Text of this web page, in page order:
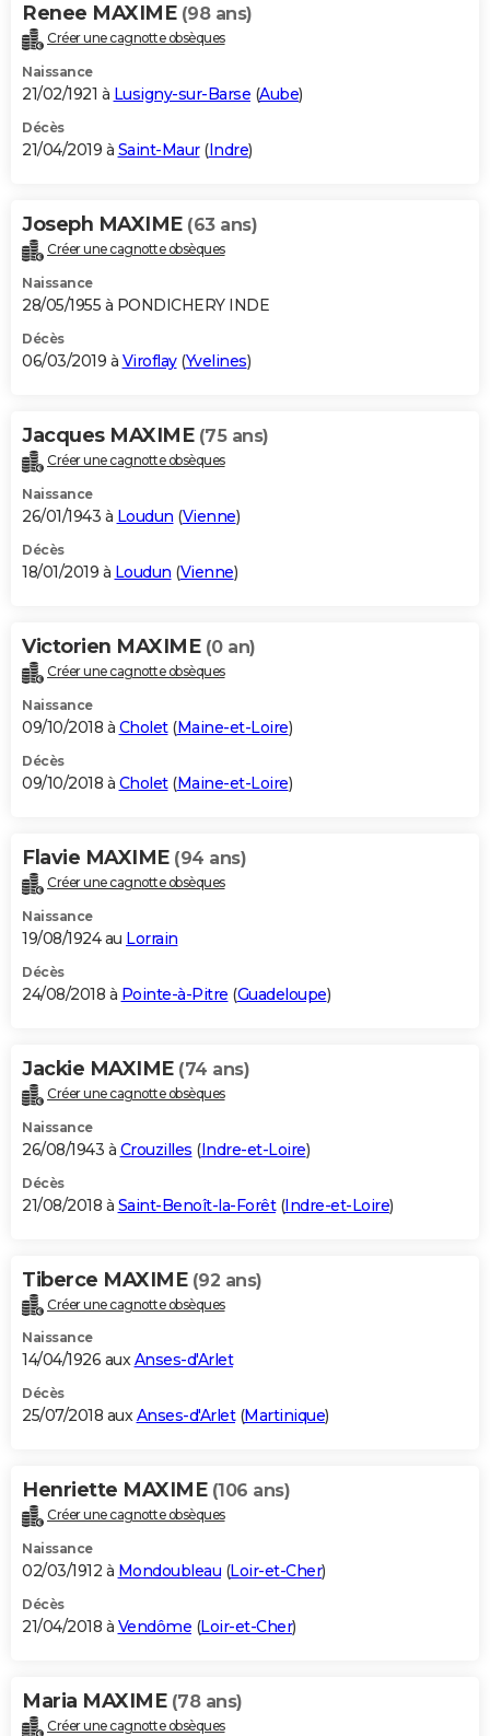
Renee MAXIME (98 ans)
Créer une cagnotte obsèques
Naissance
21/02/1921 à Lusigny-sur-Barse (Aube)
Décès
21/04/2019 à Saint-Maur(Indre)
Joseph MAXIME (63 ans)
Créer une cagnotte obsèques
Naissance
28/05/1955 à PONDICHERY INDE
Décès
06/03/2019 à Viroflay(Yvelines)
Jacques MAXIME (75 ans)
Créer une cagnotte obsèques
Naissance
26/01/1943 à Loudun (Vienne)
Décès
18/01/2019 à Loudun (Vienne)
Victorien MAXIME (0 an)
Créer une cagnotte obsèques
Naissance
09/10/2018 à Cholet(Maine-et-Loire)
Décès
09/10/2018 à Cholet(Maine-et-Loire)
Flavie MAXIME (94 ans)
Créer une cagnotte obsèques
Naissance
19/08/1924 au Lorrain
Décès
24/08/2018 à Pointe-à-Pitre (Guadeloupe)
Jackie MAXIME (74 ans)
Créer une cagnotte obsèques
Naissance
26/08/1943 à Crouzilles (Indre-et-Loire)
Décès
21/08/2018 à Saint-Benoît-la-Forêt(Indre-et-Loire)
Tiberce MAXIME (92 ans)
Créer une cagnotte obsèques
Naissance
14/04/1926 auxAnses-d'Arlet
Décès
25/07/2018 auxAnses-d'Arlet(Martinique)
Henriette MAXIME (106 ans)
Créer une cagnotte obsèques
Naissance
02/03/1912 à Mondoubleau (Loir-et-Cher)
Décès
21/04/2018 à Vendôme (Loir-et-Cher)
Maria MAXIME (78 ans)
Créer une cagnotte obsèques